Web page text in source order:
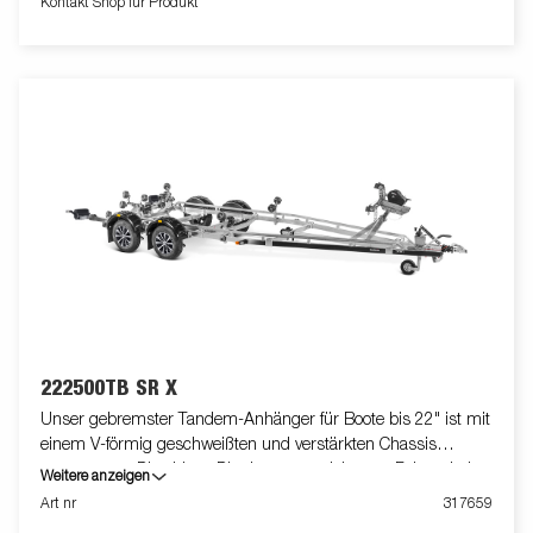
abweichen oder optionales Zubehör enthalten.
Kontakt Shop für Produkt
222500TB SR X
Unser gebremster Tandem-Anhänger für Boote bis 22" ist mit
einem V-förmig geschweißten und verstärkten Chassis
ausgestattet. Dies bietet Dir ein ausgezeichnetes Fahrverhalten.
Das feuerverzinkte Chassis gewährt Deinem Boot eine lange
Weitere anzeigen
Art nr
317659